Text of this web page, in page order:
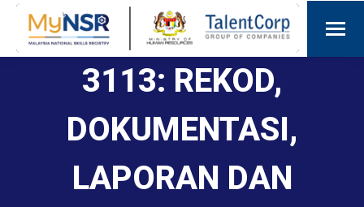
3113: REKOD,
DOKUMENTASI,
LAPORAN DAN